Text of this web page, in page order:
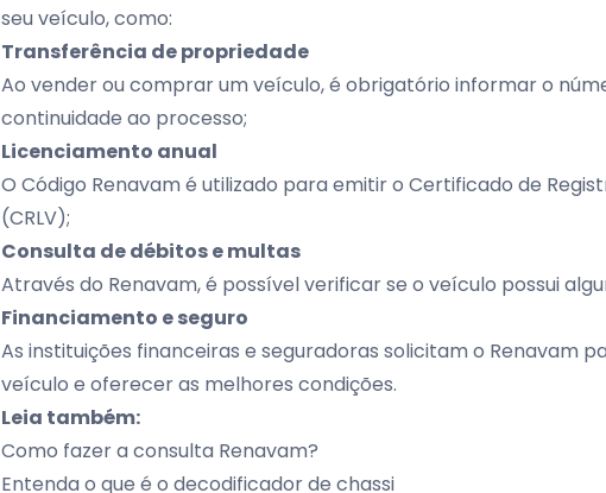
seu veículo, como:
Transferência de propriedade
Ao vender ou comprar um veículo, é obrigatório informar o
continuidade ao processo;
Licenciamento anual
O Código Renavam é utilizado para emitir o Certificado de
(CRLV);
Consulta de débitos e multas
Através do Renavam, é possível verificar se o veículo possui
Financiamento e seguro
As instituições financeiras e seguradoras solicitam o Renavam
veículo e oferecer as melhores condições.
Leia também:
Como fazer a consulta Renavam?
Entenda o que é o decodificador de chassi